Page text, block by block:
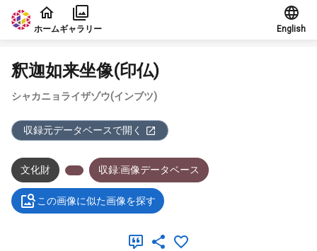
本文に飛ぶ
ホームギャラリー English
釈迦如来坐像(印仏)
シャカニョライザゾウ(インブツ)
収録元データベースで開く
文化財 収録:画像データベース
この画像に似た画像を探す